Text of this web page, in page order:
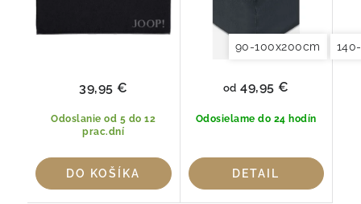
Odoslanie od 5 do 12
prac.dní
39,95 €
DO KOŠÍKA
90-100x200cm
Odosielame do 24 hodín
od 49,95 €
DETAIL